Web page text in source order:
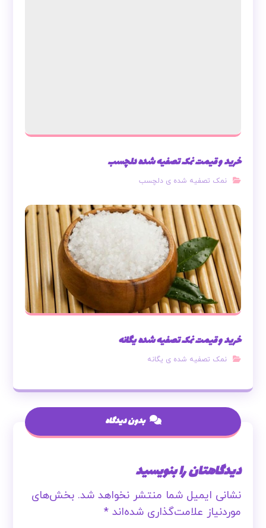
خرید و قیمت نمک تصفیه شده دلچسب
نمک تصفیه شده ی دلچسب
خرید و قیمت نمک تصفیه شده یگانه
نمک تصفیه شده ی یگانه
بدون دیدگاه
دیدگاهتان را بنویسید
نشانی ایمیل شما منتشر نخواهد شد. بخش‌های
موردنیاز علامت‌گذاری شده‌اند*